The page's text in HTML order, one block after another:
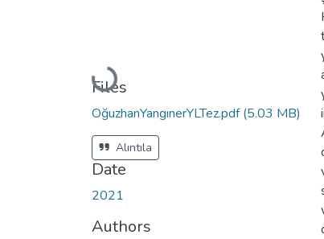
Loading...
Files
OğuzhanYangınerYLTez.pdf(5.03 MB)
Alıntıla
Date
2021
Authors